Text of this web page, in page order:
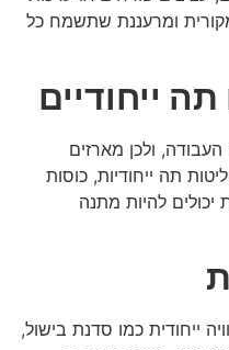
ומרעננת שתשמח כל
ולכן מארזים
תה ייחודיות, כוסות
יכולים להיות מתנה
ייחודית כמו סדנת בישול,